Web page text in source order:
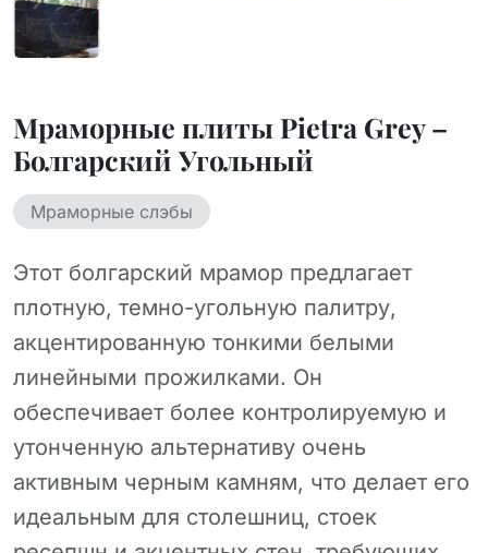
Мраморные плиты Pietra Grey –
Болгарский Угольный
Мраморные слэбы
Этот болгарский мрамор предлагает
плотную, темно-угольную палитру,
акцентированную тонкими белыми
линейными прожилками. Он
обеспечивает более контролируемую и
утонченную альтернативу очень
активным черным камням, что делает его
идеальным для столешниц, стоек